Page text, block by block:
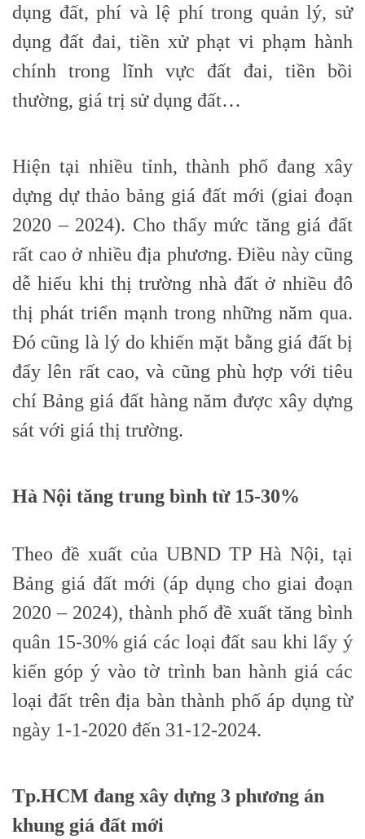
dụng đất, phí và lệ phí trong quản lý, sử
dụng đất đai, tiền xử phạt vi phạm hành
chính trong lĩnh vực đất đai, tiền bồi
thường, giá trị sử dụng đất…
Hiện tại nhiều tỉnh, thành phố đang xây
dựng dự thảo bảng giá đất mới (giai đoạn
2020 – 2024). Cho thấy mức tăng giá đất
rất cao ở nhiều địa phương. Điều này cũng
dễ hiểu khi thị trường nhà đất ở nhiều đô
thị phát triển mạnh trong những năm qua.
Đó cũng là lý do khiến mặt bằng giá đất bị
đẩy lên rất cao, và cũng phù hợp với tiêu
chí Bảng giá đất hàng năm được xây dựng
sát với giá thị trường.
Hà Nội tăng trung bình từ 15-30%
Theo đề xuất của UBND TP Hà Nội, tại
Bảng giá đất mới (áp dụng cho giai đoạn
2020 – 2024), thành phố đề xuất tăng bình
quân 15-30% giá các loại đất sau khi lấy ý
kiến góp ý vào tờ trình ban hành giá các
loại đất trên địa bàn thành phố áp dụng từ
ngày 1-1-2020 đến 31-12-2024.
Tp.HCM đang xây dựng 3 phương án
khung giá đất mới